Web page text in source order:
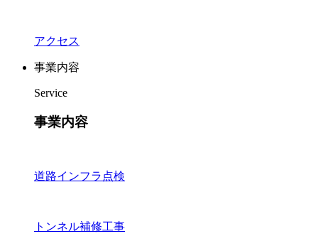
アクセス
事業内容
Service
事業内容
道路インフラ点検
トンネル補修工事